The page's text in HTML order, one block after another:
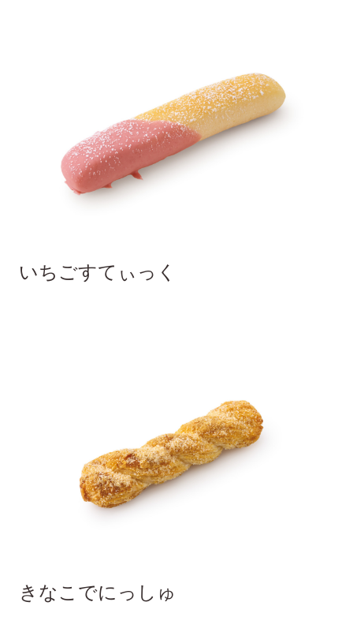
いちごすてぃっく
きなこでにっしゅ